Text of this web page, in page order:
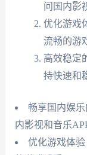
问国内影
优化游戏
流畅的游
高效稳定
持快速和
畅享国内娱
内影视和音乐
优化游戏体